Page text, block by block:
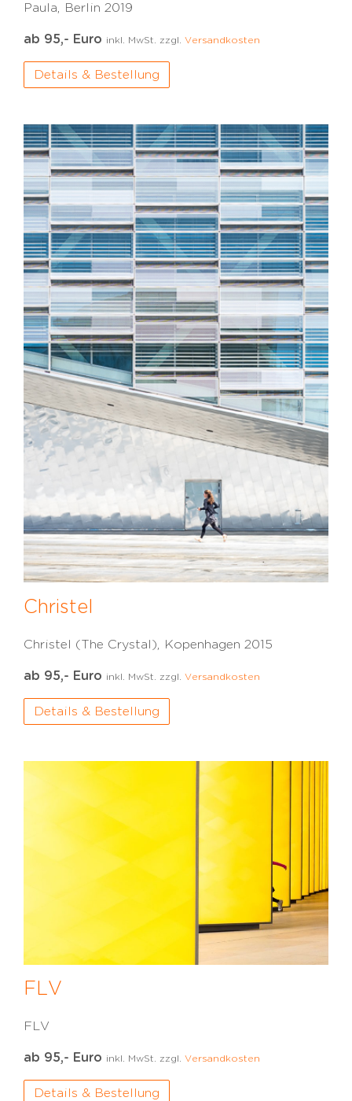
Paula, Berlin 2019
ab 95,- Euro inkl. MwSt. zzgl. Versandkosten
Details & Bestellung
Christel
Christel (The Crystal), Kopenhagen 2015
ab 95,- Euro inkl. MwSt. zzgl. Versandkosten
Details & Bestellung
FLV
FLV
ab 95,- Euro inkl. MwSt. zzgl. Versandkosten
Details & Bestellung